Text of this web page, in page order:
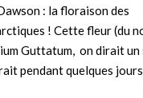
: la floraison des
! Cette fleur (du
Guttatum, on dirait
pendant quelques jours